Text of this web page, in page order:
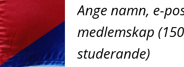
Ange namn, e-
medlemskap
studerande)